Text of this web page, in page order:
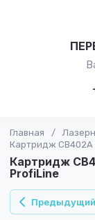
Главная /
Картридж
Картридж
ProfiLine
Предыдущий